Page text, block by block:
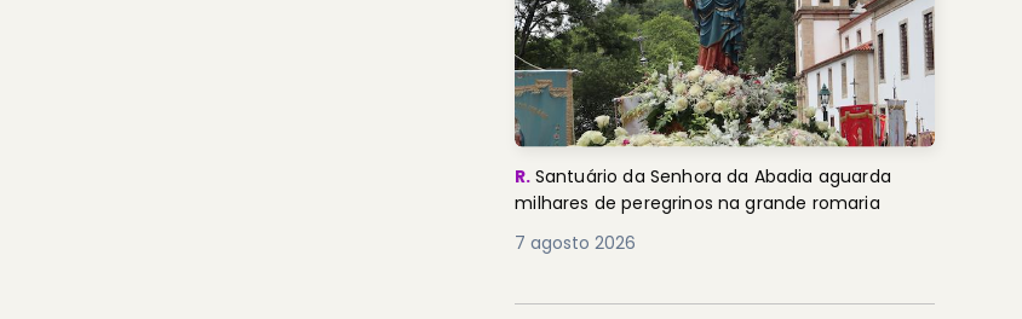
R. Santuário da Senhora da Abadia aguarda
milhares de peregrinos na grande romaria
7 agosto 2026